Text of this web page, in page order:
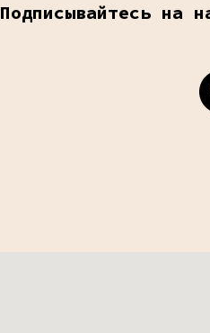
Подписывайтесь на